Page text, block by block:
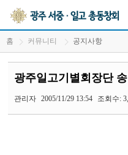
홈 커뮤니티 공지사항
광주일고기별회장단
관리자 2005/11/29 13:54 조회수: